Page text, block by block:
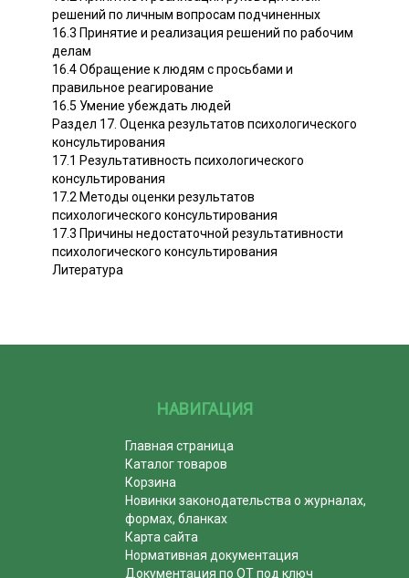
решений по личным вопросам подчиненных
16.3 Принятие и реализация решений по рабочим
делам
16.4 Обращение к людям с просьбами и
правильное реагирование
16.5 Умение убеждать людей
Раздел 17. Оценка результатов психологического
консультирования
17.1 Результативность психологического
консультирования
17.2 Методы оценки результатов
психологического консультирования
17.3 Причины недостаточной результативности
психологического консультирования
Литература
НАВИГАЦИЯ
Главная страница
Каталог товаров
Корзина
Новинки законодательства о журналах,
формах, бланках
Карта сайта
Нормативная документация
Документация по ОТ под ключ